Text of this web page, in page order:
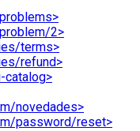
2>
terms>
refund>
catalog>
novedades>
password/reset>